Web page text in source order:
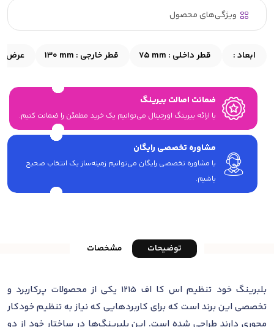
ویژگی‌های محصول
ابعاد : قطر داخلی : 75 mm قطر خارجی : 130 mm عرض :
ضمانت اصالت بیرینگ
با ارائه بیرینگ اورجینال می‎‌توانیم یک خرید مطمئن را ضمانت کنیم.
مشاوره تخصصی رایگان
با مشاوره تخصصی رایگان می‌توانیم زمینه‌ساز یک انتخاب صحیح
باشیم.
توضیحات مشخصات
بلبرینگ خود تنظیم اس کا اف 1215 یکی از محصولات پرکاربرد و
تخصصی این برند است که برای کاربردهایی که نیاز به تنظیم خودکار